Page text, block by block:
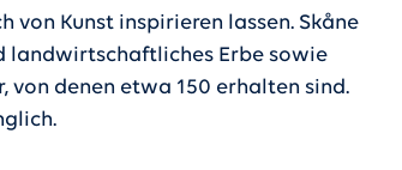
von Kunst inspirieren lassen. Skåne
landwirtschaftliches Erbe sowie
von denen etwa 150 erhalten sind.